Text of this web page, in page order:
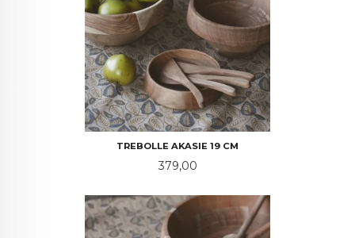
TREBOLLE AKASIE 19 CM
Pris
379,00